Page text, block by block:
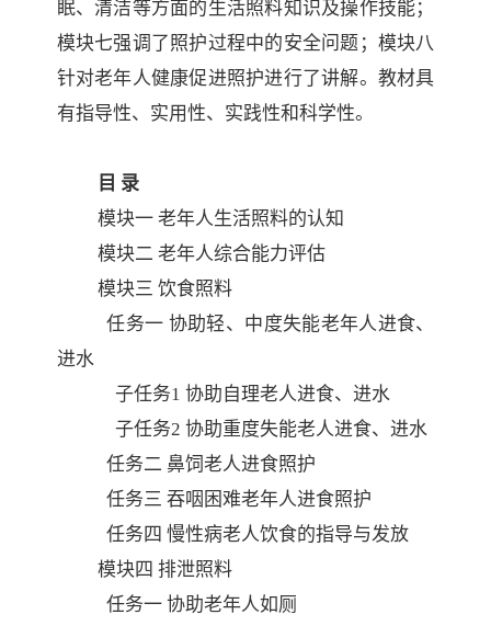
眠、清洁等方面的生活照料知识及操作技能；
模块七强调了照护过程中的安全问题；模块八
针对老年人健康促进照护进行了讲解。教材具
有指导性、实用性、实践性和科学性。
目 录
模块一 老年人生活照料的认知
模块二 老年人综合能力评估
模块三 饮食照料
任务一 协助轻、中度失能老年人进食、
进水
子任务1 协助自理老人进食、进水
子任务2 协助重度失能老人进食、进水
任务二 鼻饲老人进食照护
任务三 吞咽困难老年人进食照护
任务四 慢性病老人饮食的指导与发放
模块四 排泄照料
任务一 协助老年人如厕